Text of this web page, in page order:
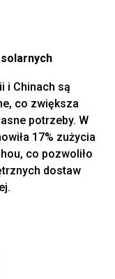
i Chinach są
co zwiększa
potrzeby. W
17% zużycia
co pozwoliło
dostaw